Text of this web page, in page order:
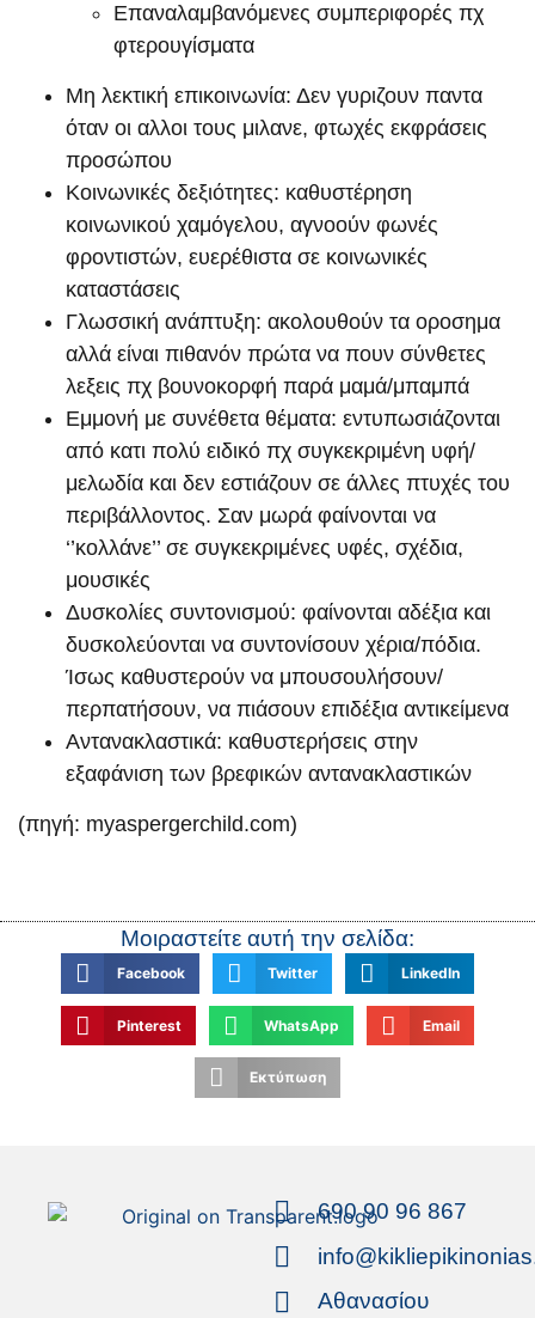
Επαναλαμβανόμενες συμπεριφορές πχ
φτερουγίσματα
Μη λεκτική επικοινωνία: Δεν γυριζουν παντα
όταν οι αλλοι τους μιλανε, φτωχές εκφράσεις
προσώπου
Κοινωνικές δεξιότητες: καθυστέρηση
κοινωνικού χαμόγελου, αγνοούν φωνές
φροντιστών, ευερέθιστα σε κοινωνικές
καταστάσεις
Γλωσσική ανάπτυξη: ακολουθούν τα οροσημα
αλλά είναι πιθανόν πρώτα να πουν σύνθετες
λεξεις πχ βουνοκορφή παρά μαμά/μπαμπά
Εμμονή με συνέθετα θέματα: εντυπωσιάζονται
από κατι πολύ ειδικό πχ συγκεκριμένη υφή/
μελωδία και δεν εστιάζουν σε άλλες πτυχές του
περιβάλλοντος. Σαν μωρά φαίνονται να
‘’κολλάνε’’ σε συγκεκριμένες υφές, σχέδια,
μουσικές
Δυσκολίες συντονισμού: φαίνονται αδέξια και
δυσκολεύονται να συντονίσουν χέρια/πόδια.
Ίσως καθυστερούν να μπουσουλήσουν/
περπατήσουν, να πιάσουν επιδέξια αντικείμενα
Αντανακλαστικά: καθυστερήσεις στην
εξαφάνιση των βρεφικών αντανακλαστικών
(πηγή: myaspergerchild.com)
Μοιραστείτε αυτή την σελίδα:
Facebook Twitter LinkedIn
Pinterest WhatsApp Email
Εκτύπωση
690 90 96 867
Αθανασίου